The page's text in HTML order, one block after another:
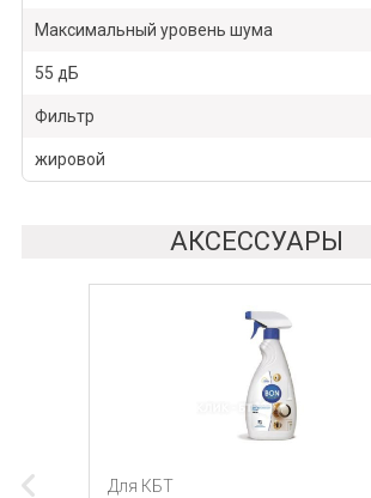
Максимальный уровень шума
55 дБ
Фильтр
жировой
АКСЕССУАРЫ
Для КБТ